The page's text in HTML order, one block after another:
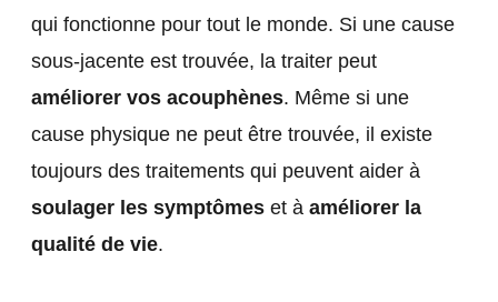
qui fonctionne pour tout le monde. Si une cause
sous-jacente est trouvée, la traiter peut
améliorer vos acouphènes. Même si une
cause physique ne peut être trouvée, il existe
toujours des traitements qui peuvent aider à
soulager les symptômeset à améliorer la
qualité de vie.